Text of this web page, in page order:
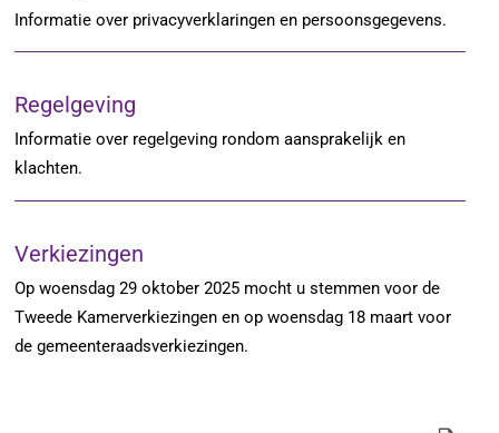
Informatie over privacyverklaringen en persoonsgegevens.
Regelgeving
Informatie over regelgeving rondom aansprakelijk en
klachten.
Verkiezingen
Op woensdag 29 oktober 2025 mocht u stemmen voor de
Tweede Kamerverkiezingen en op woensdag 18 maart voor
de gemeenteraadsverkiezingen.